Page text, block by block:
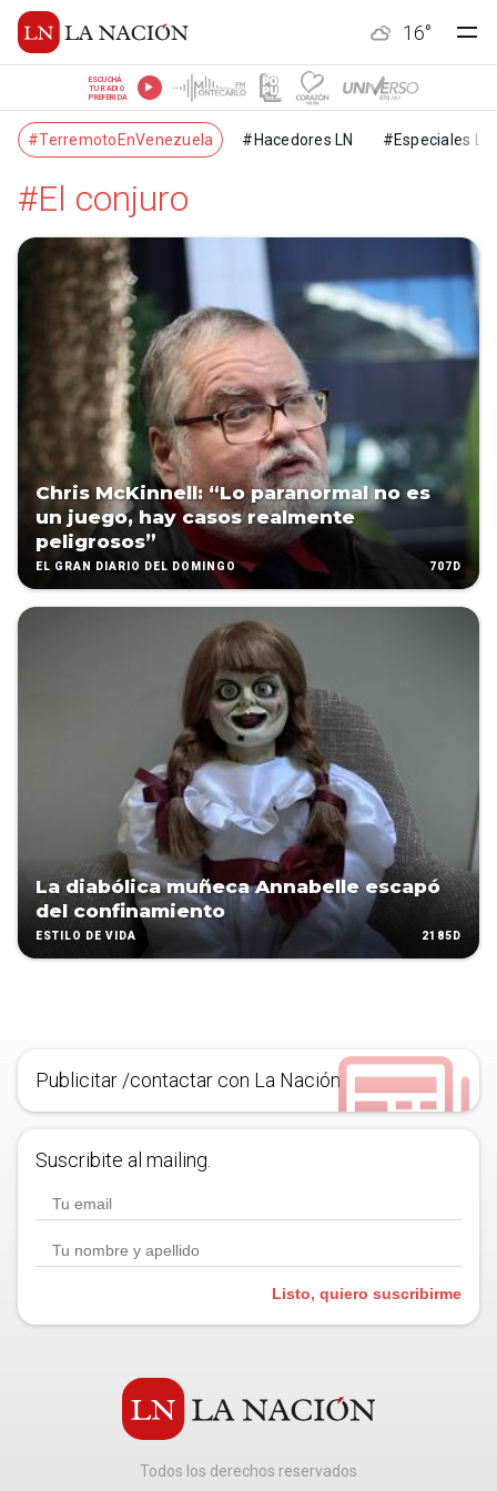
16°
ESCUCHÁ
TU RADIO
PREFERIDA
#TerremotoEnVenezuela #Hacedores LN #Especiales LN
#El conjuro
Chris McKinnell: “Lo paranormal no es
un juego, hay casos realmente
peligrosos”
EL GRAN DIARIO DEL DOMINGO 707D
La diabólica muñeca Annabelle escapó
del confinamiento
ESTILO DE VIDA 2185D
Publicitar /contactar con La Nación
Suscribite al mailing.
Listo, quiero suscribirme
Todos los derechos reservados